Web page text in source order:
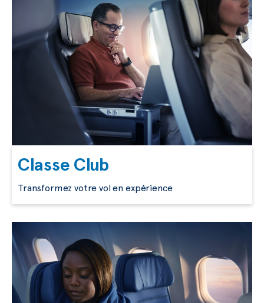
Classe Club
Transformez votre vol en expérience